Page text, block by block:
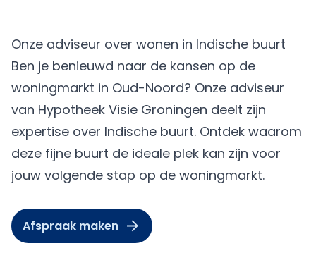
Onze adviseur over wonen in Indische buurt
Ben je benieuwd naar de kansen op de
woningmarkt in Oud-Noord? Onze adviseur
van Hypotheek Visie Groningen deelt zijn
expertise over Indische buurt. Ontdek waarom
deze fijne buurt de ideale plek kan zijn voor
jouw volgende stap op de woningmarkt.
Afspraak maken